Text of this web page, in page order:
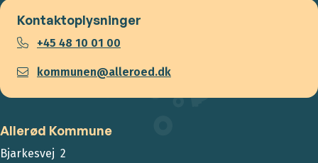
Kontaktoplysninger
+45 48 10 01 00
kommunen@alleroed.dk
Allerød Kommune
Bjarkesvej 2